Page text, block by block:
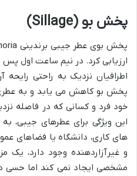
پخش بو (Sillage)
پخش بوی عطر جیبی برندینی Euphoria را می توان
ارزیابی کرد. در نیم ساعت اول
اطرافیان نزدیک به راحتی
پخش بو کاهش می یابد و به
خود فرد و کسانی که در فاصله
این ویژگی برای عطرهای جیبی،
های کاری، دانشگاه یا فضاهای
و غیرآزاردهنده وجود دارد،
مشخصی ایجاد نمی کند اما حسی